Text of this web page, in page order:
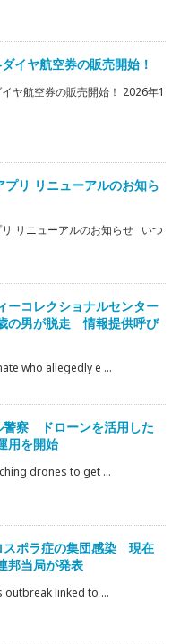
イヤ航空券の販売開始！
ヤ航空券の販売開始！ 2026年1
リ リニューアルのお知ら
リニューアルのお知らせ いつ
ーコレクショナルセンター
の男が脱走 情報提供呼び
who allegedly e ...
警察 ドローンを活用した
用を開始
drones to get ...
スポラ症の集団感染 現在
邦当局が発表
linked to ...